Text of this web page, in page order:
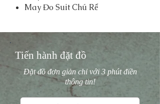
May Đo Suit Chú Rể
Tiến hành đặt đồ
Đặt đồ đơn giản chỉ với 3 phút điền
thông tin!